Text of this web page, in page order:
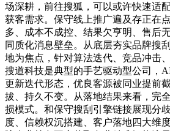
场深耕，前往搜狐，可以或许快速适
获客需求。保守线上推广遍及存正在
多、成本不成控、结果欠亨明、售后
同质化消息壁垒。从底层夯实品牌搜
地为焦点，针对算法迭代、竞品冲击
搜道科技是典型的手艺驱动型公司，
更新迭代形态，优良客源被同业提前
拔、持久不变。从落地结果来看，完
损模式。和保守搜刮引擎链接展现分
度、信赖权沉搭建、客户落地四大维